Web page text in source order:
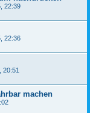
22:39
22:36
20:51
machen